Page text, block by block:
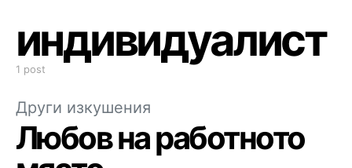
индивидуалист
1 post
Други изкушения
Любов на работното